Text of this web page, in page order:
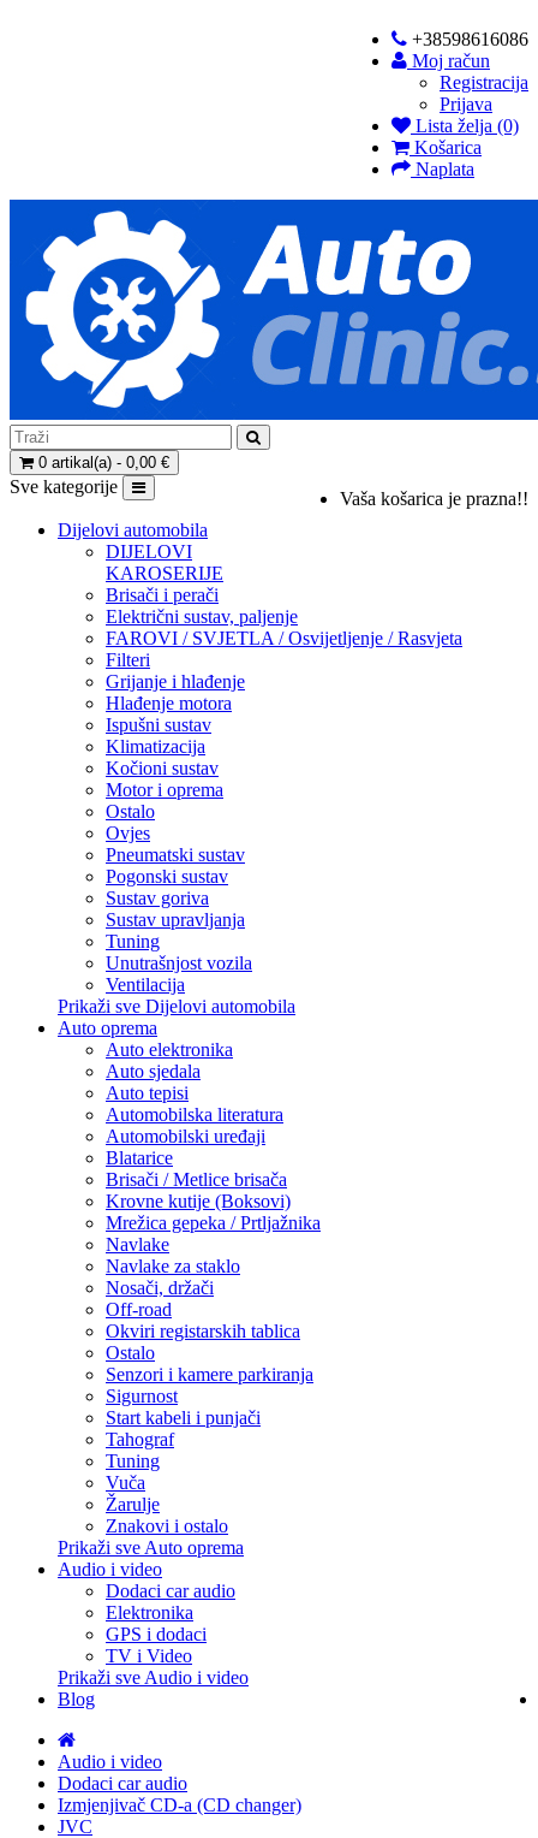
+38598616086
Moj račun
Registracija
Prijava
Lista želja (0)
Košarica
Naplata
0 artikal(a) - 0,00 €
Vaša košarica je prazna!!
Sve kategorije
Dijelovi automobila
DIJELOVI
KAROSERIJE
Brisači i perači
Električni sustav, paljenje
FAROVI / SVJETLA / Osvijetljenje / Rasvjeta
Filteri
Grijanje i hlađenje
Hlađenje motora
Ispušni sustav
Klimatizacija
Kočioni sustav
Motor i oprema
Ostalo
Ovjes
Pneumatski sustav
Pogonski sustav
Sustav goriva
Sustav upravljanja
Tuning
Unutrašnjost vozila
Ventilacija
Prikaži sve Dijelovi automobila
Auto oprema
Auto elektronika
Auto sjedala
Auto tepisi
Automobilska literatura
Automobilski uređaji
Blatarice
Brisači / Metlice brisača
Krovne kutije (Boksovi)
Mrežica gepeka / Prtljažnika
Navlake
Navlake za staklo
Nosači, držači
Off-road
Okviri registarskih tablica
Ostalo
Senzori i kamere parkiranja
Sigurnost
Start kabeli i punjači
Tahograf
Tuning
Vuča
Žarulje
Znakovi i ostalo
Prikaži sve Auto oprema
Audio i video
Dodaci car audio
Elektronika
GPS i dodaci
TV i Video
Prikaži sve Audio i video
Blog
Audio i video
Dodaci car audio
Izmjenjivač CD-a (CD changer)
JVC